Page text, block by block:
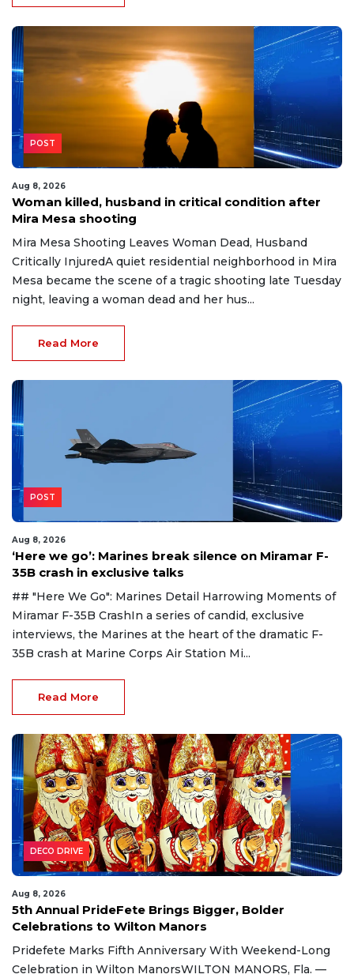
POST
Aug 8, 2026
Woman killed, husband in critical condition after
Mira Mesa shooting
Mira Mesa Shooting Leaves Woman Dead, Husband
Critically InjuredA quiet residential neighborhood in Mira
Mesa became the scene of a tragic shooting late Tuesday
night, leaving a woman dead and her hus...
Read More
POST
Aug 8, 2026
‘Here we go’: Marines break silence on Miramar F-
35B crash in exclusive talks
## "Here We Go": Marines Detail Harrowing Moments of
Miramar F-35B CrashIn a series of candid, exclusive
interviews, the Marines at the heart of the dramatic F-
35B crash at Marine Corps Air Station Mi...
Read More
DECO DRIVE
Aug 8, 2026
5th Annual PrideFete Brings Bigger, Bolder
Celebrations to Wilton Manors
Pridefete Marks Fifth Anniversary With Weekend-Long
Celebration in Wilton ManorsWILTON MANORS, Fla. —